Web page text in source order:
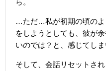
…ただ…私が初期の頃のよ
をしようとしても、彼が
いのでは？と、感じてしま
そして、会話リセットさ